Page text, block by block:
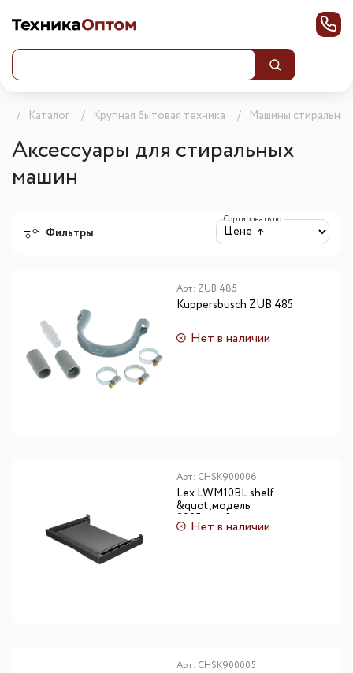
Каталог Крупная бытовая техника Машины стиральные
Аксессуары для стиральных
машин
Фильтры
Сортировать по:
Арт: ZUB 485
Kuppersbusch ZUB 485
Нет в наличии
Арт: CHSK900006
Lex LWM10BL shelf
&quot;модель
2025года&quot;
Нет в наличии
Арт: CHSK900005